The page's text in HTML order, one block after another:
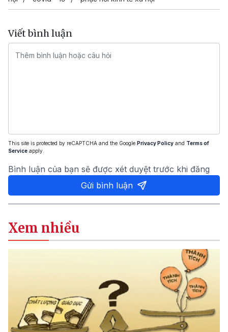
Viết bình luận
This site is protected by reCAPTCHA and the Google Privacy Policy and Terms of
Service apply.
Bình luận của bạn sẽ được xét duyệt trước khi đăng
Gửi bình luận
Xem nhiều